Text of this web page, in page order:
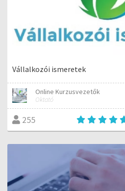
Vállalkozói ismeretek
Online Kurzusvezetők
Oktató
255